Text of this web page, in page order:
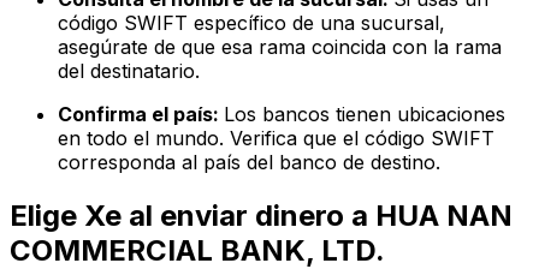
código SWIFT específico de una sucursal,
asegúrate de que esa rama coincida con la rama
del destinatario.
Confirma el país: Los bancos tienen ubicaciones
en todo el mundo. Verifica que el código SWIFT
corresponda al país del banco de destino.
Elige Xe al enviar dinero a HUA NAN
COMMERCIAL BANK, LTD.